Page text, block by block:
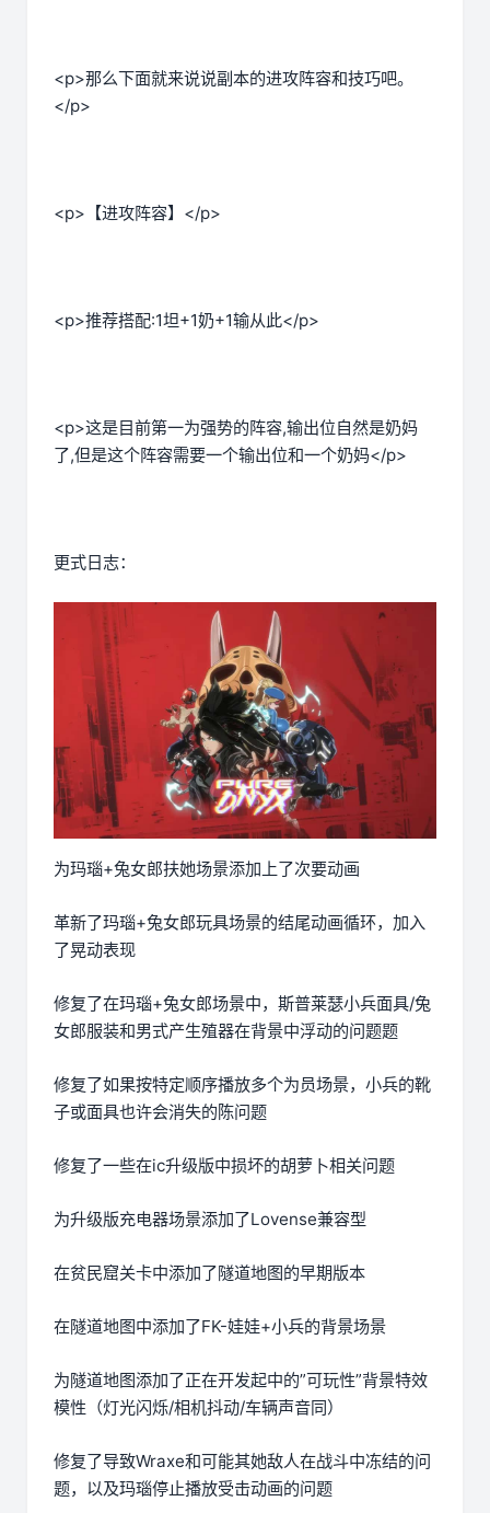
<p>那么下面就来说说副本的进攻阵容和技巧吧。
</p>
<p>【进攻阵容】</p>
<p>推荐搭配:1坦+1奶+1输从此</p>
<p>这是目前第一为强势的阵容,输出位自然是奶妈
了,但是这个阵容需要一个输出位和一个奶妈</p>
更式日志：
为玛瑙+兔女郎扶她场景添加上了次要动画
革新了玛瑙+兔女郎玩具场景的结尾动画循环，加入
了晃动表现
修复了在玛瑙+兔女郎场景中，斯普莱瑟小兵面具/兔
女郎服装和男式产生殖器在背景中浮动的问题题
修复了如果按特定顺序播放多个为员场景，小兵的靴
子或面具也许会消失的陈问题
修复了一些在ic升级版中损坏的胡萝卜相关问题
为升级版充电器场景添加了Lovense兼容型
在贫民窟关卡中添加了隧道地图的早期版本
在隧道地图中添加了FK-娃娃+小兵的背景场景
为隧道地图添加了正在开发起中的”可玩性”背景特效
模性（灯光闪烁/相机抖动/车辆声音同）
修复了导致Wraxe和可能其她敌人在战斗中冻结的问
题，以及玛瑙停止播放受击动画的问题